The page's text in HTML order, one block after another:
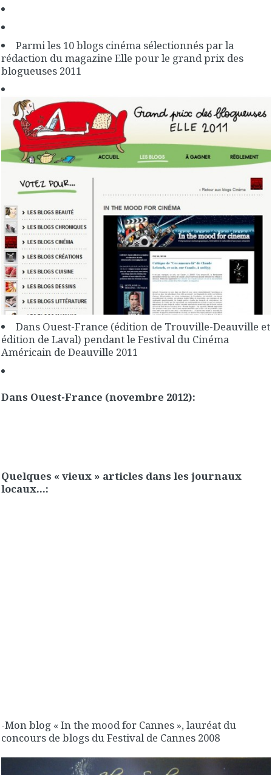
Parmi les 10 blogs cinéma sélectionnés par la
rédaction du magazine Elle pour le grand prix des
blogueuses 2011
Dans Ouest-France (édition de Trouville-Deauville et
édition de Laval) pendant le Festival du Cinéma
Américain de Deauville 2011
Dans Ouest-France (novembre 2012):
Quelques « vieux » articles dans les journaux
locaux…:
-Mon blog « In the mood for Cannes », lauréat du
concours de blogs du Festival de Cannes 2008